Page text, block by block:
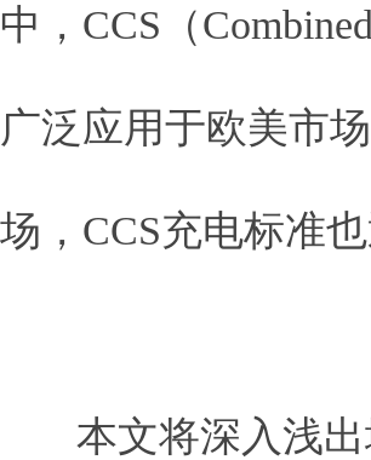
中，CCS（
广泛应用于欧美市
场，CCS充电标准
本文将深入浅出